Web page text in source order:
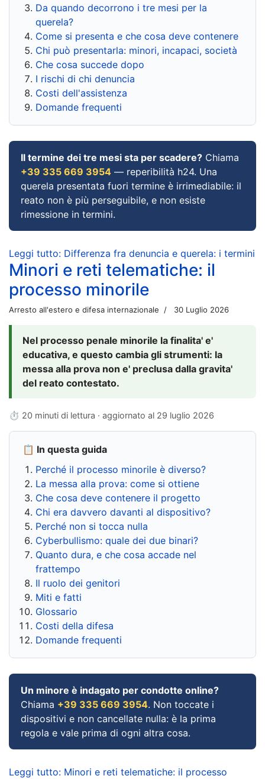
Da quando decorrono i tre mesi per la
querela?
Come si presenta e che cosa deve contenere
Chi può presentarla: minori, incapaci, società
Che cosa succede dopo
I rischi di chi denuncia
Costi dell'assistenza
Domande frequenti
Il termine dei tre mesi sta per scadere? Chiama
+39 335 669 3954 — reperibilità h24. Una
querela presentata fuori termine è irrimediabile: il
reato non è più perseguibile, e non esiste
rimessione in termini.
Leggi tutto: Differenza fra denuncia e querela: i termini
Minori e reti telematiche: il
processo minorile
Arresto all'estero e difesa internazionale 30 Luglio 2026
Nel processo penale minorile la finalita' e'
educativa, e questo cambia gli strumenti: la
messa alla prova non e' preclusa dalla gravita'
del reato contestato.
⏱ 20 minuti di lettura · aggiornato al 29 luglio 2026
📋 In questa guida
Perché il processo minorile è diverso?
La messa alla prova: come si ottiene
Che cosa deve contenere il progetto
Chi era davvero davanti al dispositivo?
Perché non si tocca nulla
Cyberbullismo: quale dei due binari?
Quanto dura, e che cosa accade nel
frattempo
Il ruolo dei genitori
Miti e fatti
Glossario
Costi della difesa
Domande frequenti
Un minore è indagato per condotte online?
Chiama +39 335 669 3954. Non toccate i
dispositivi e non cancellate nulla: è la prima
regola e vale prima di ogni altra cosa.
Leggi tutto: Minori e reti telematiche: il processo